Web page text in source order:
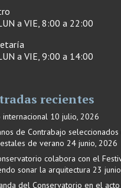
a VIE, 8:00 a 22:00
a VIE, 9:00 a 14:00
recientes
internacional 10 julio, 2026
de Contrabajo
de verano 24 junio, 2026
colabora con el
sonar la arquitectura 23
del Conservatorio en el